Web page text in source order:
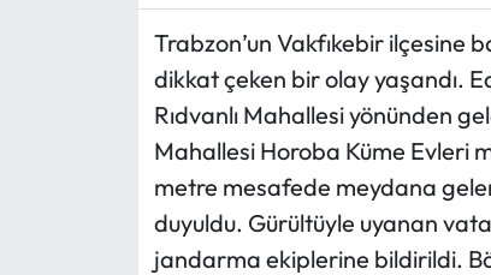
Trabzon’un Vakfıkebir ilçesine
dikkat çeken bir olay yaşandı.
Rıdvanlı Mahallesi yönünden
Mahallesi Horoba Küme Evleri
metre mesafede meydana
duyuldu. Gürültüyle uyanan
jandarma ekiplerine bildirildi.
Spor Yazıları
Mektup Galeri